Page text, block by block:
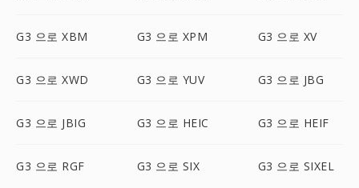
G3 으로 XBM G3 으로 XPM G3 으로 XV
G3 으로 XWD G3 으로 YUV G3 으로 JBG
G3 으로 JBIG G3 으로 HEIC G3 으로 HEIF
G3 으로 RGF G3 으로 SIX G3 으로 SIXEL